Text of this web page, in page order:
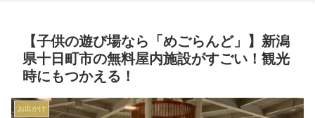
【子供の遊び場なら「めごらんど」】新潟
県十日町市の無料屋内施設がすごい！観光
時にもつかえる！
お出かけ